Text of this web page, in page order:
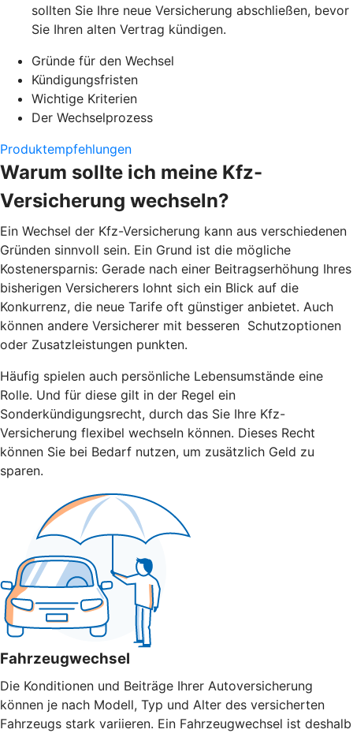
sollten Sie Ihre neue Versicherung abschließen, bevor
Sie Ihren alten Vertrag kündigen.
Gründe für den Wechsel
Kündigungsfristen
Wichtige Kriterien
Der Wechselprozess
Produktempfehlungen
Warum sollte ich meine Kfz-
Versicherung wechseln?
Ein Wechsel der Kfz-Versicherung kann aus verschiedenen
Gründen sinnvoll sein. Ein Grund ist die mögliche
Kostenersparnis: Gerade nach einer Beitragserhöhung Ihres
bisherigen Versicherers lohnt sich ein Blick auf die
Konkurrenz, die neue Tarife oft günstiger anbietet. Auch
können andere Versicherer mit besseren Schutzoptionen
oder Zusatzleistungen punkten.
Häufig spielen auch persönliche Lebensumstände eine
Rolle. Und für diese gilt in der Regel ein
Sonderkündigungsrecht, durch das Sie Ihre Kfz-
Versicherung flexibel wechseln können. Dieses Recht
können Sie bei Bedarf nutzen, um zusätzlich Geld zu
sparen.
Fahrzeugwechsel
Die Konditionen und Beiträge Ihrer Autoversicherung
können je nach Modell, Typ und Alter des versicherten
Fahrzeugs stark variieren. Ein Fahrzeugwechsel ist deshalb